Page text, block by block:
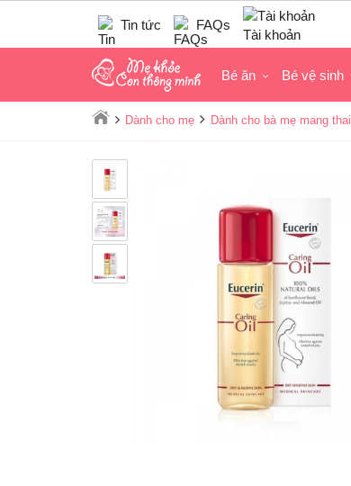
Tin tức FAQs
Tài khoản
Bé ăn Bé vệ sinh
Dành cho mẹ Dành cho bà mẹ mang thai